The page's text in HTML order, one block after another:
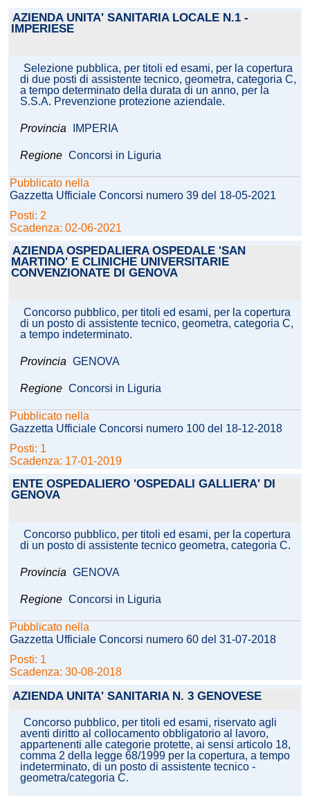
AZIENDA UNITA' SANITARIA LOCALE N.1 -
IMPERIESE
Selezione pubblica, per titoli ed esami, per la copertura
di due posti di assistente tecnico, geometra, categoria C,
a tempo determinato della durata di un anno, per la
S.S.A. Prevenzione protezione aziendale.
Provincia IMPERIA
Regione Concorsi in Liguria
Pubblicato nella
Gazzetta Ufficiale Concorsi numero 39 del 18-05-2021
Posti: 2
Scadenza: 02-06-2021
AZIENDA OSPEDALIERA OSPEDALE 'SAN
MARTINO' E CLINICHE UNIVERSITARIE
CONVENZIONATE DI GENOVA
Concorso pubblico, per titoli ed esami, per la copertura
di un posto di assistente tecnico, geometra, categoria C,
a tempo indeterminato.
Provincia GENOVA
Regione Concorsi in Liguria
Pubblicato nella
Gazzetta Ufficiale Concorsi numero 100 del 18-12-2018
Posti: 1
Scadenza: 17-01-2019
ENTE OSPEDALIERO 'OSPEDALI GALLIERA' DI
GENOVA
Concorso pubblico, per titoli ed esami, per la copertura
di un posto di assistente tecnico geometra, categoria C.
Provincia GENOVA
Regione Concorsi in Liguria
Pubblicato nella
Gazzetta Ufficiale Concorsi numero 60 del 31-07-2018
Posti: 1
Scadenza: 30-08-2018
AZIENDA UNITA' SANITARIA N. 3 GENOVESE
Concorso pubblico, per titoli ed esami, riservato agli
aventi diritto al collocamento obbligatorio al lavoro,
appartenenti alle categorie protette, ai sensi articolo 18,
comma 2 della legge 68/1999 per la copertura, a tempo
indeterminato, di un posto di assistente tecnico -
geometra/categoria C.